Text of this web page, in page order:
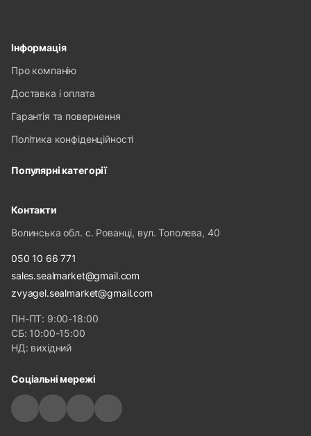
Інформація
Про компанію
Доставка і оплата
Гарантія та повернення
Політика конфіденційності
Популярні категорії
Контакти
Волинська обл. с. Рованці, вул. Тополева, 40
050 10 66 771
sales.sealmarket@gmail.com
zvyagel.sealmarket@gmail.com
ПН-ПТ: 9:00-18:00
СБ: 10:00-15:00
НД: вихідний
Соціальні мережі